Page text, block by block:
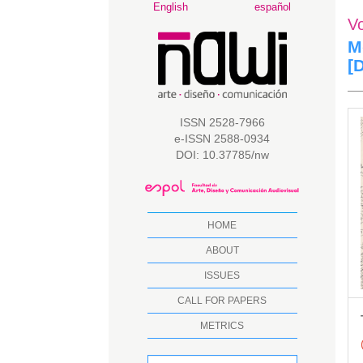
Main
Main
Content
English español
ISSN 2528-7966
e-ISSN 2588-0934
DOI: 10.37785/nw
HOME
ABOUT
ISSUES
CALL FOR PAPERS
METRICS